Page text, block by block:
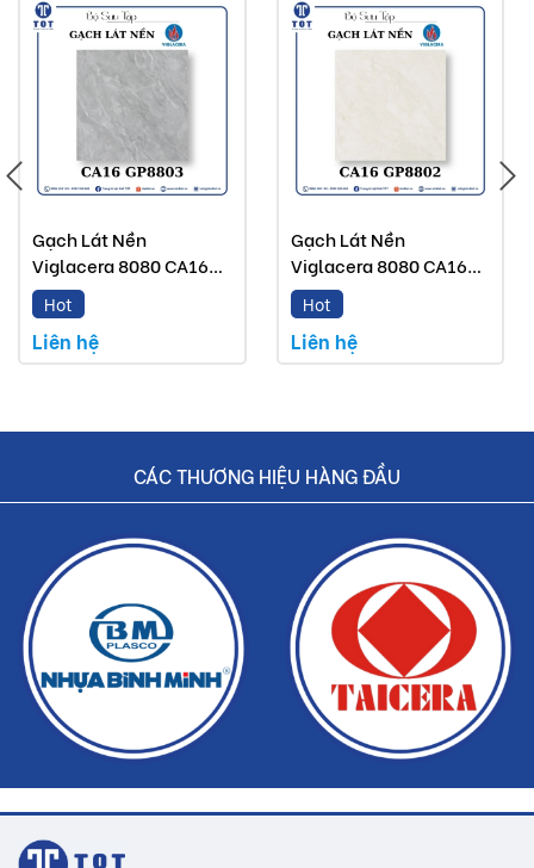
Gạch Lát Nền
Viglacera 8080 CA16
GP8803
Hot
Liên hệ
Gạch Lát Nền
Viglacera 8080 CA16
GP8802
Hot
Liên hệ
CÁC THƯƠNG HIỆU HÀNG ĐẦU